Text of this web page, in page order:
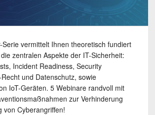
Serie vermittelt Ihnen theoretisch fundiert
zentralen Aspekte der IT-Sicherheit:
Incident Readiness, Security
und Datenschutz, sowie
IoT-Geräten. 5 Webinare randvoll mit
zur Verhinderung
von Cyberangriffen!